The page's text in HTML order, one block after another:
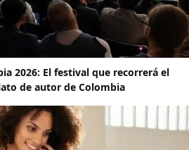
2026: El festival que recorrerá el
de autor de Colombia